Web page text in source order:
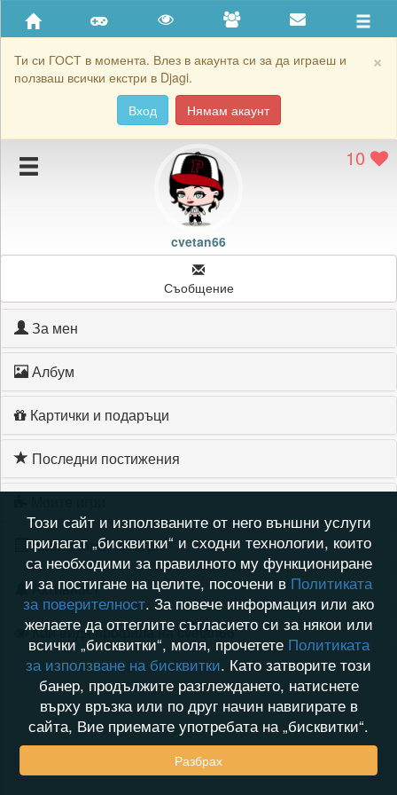
×
Ти си ГОСТ в момента. Влез в акаунта си за да играеш и
ползваш всички екстри в Djagi.
Вход
Нямам акаунт
Приятели
Хронология на игри
Подаръците на cvetan66
Картичките на cvetan66
10
cvetan66
Съобщение
За мен
Албум
Картички и подаръци
Последни постижения
Хронология на игри
Активност
Кой видя профила на cvetan66
Този сайт и използваните от него външни услуги
прилагат „бисквитки“ и сходни технологии, които
са необходими за правилното му функциониране
и за постигане на целите, посочени в Политиката
за поверителност. За повече информация или ако
желаете да оттеглите съгласието си за някои или
всички „бисквитки“, моля, прочетете Политиката
за използване на бисквитки. Като затворите този
банер, продължите разглеждането, натиснете
върху връзка или по друг начин навигирате в
сайта, Вие приемате употребата на „бисквитки“.
Разбрах